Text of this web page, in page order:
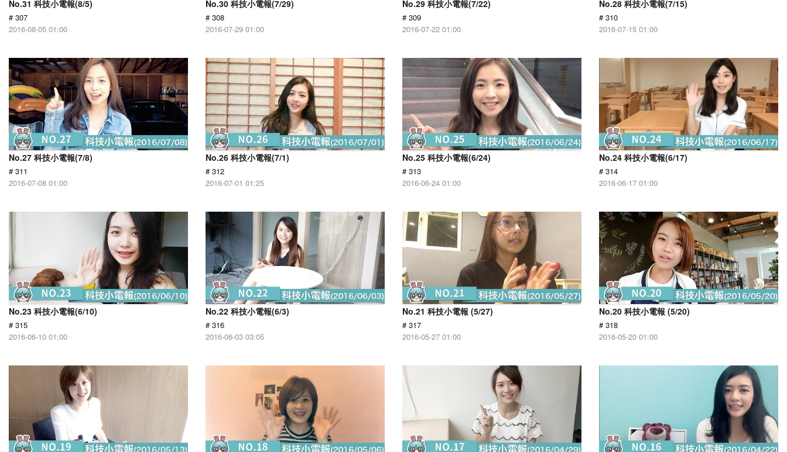
No.31 科技小電報(8/5)
# 307
2016-08-05 01:00
No.30 科技小電報(7/29)
# 308
2016-07-29 01:00
No.29 科技小電報(7/22)
# 309
2016-07-22 01:00
No.28 科技小電報(7/15)
# 310
2016-07-15 01:00
No.27 科技小電報(7/8)
# 311
2016-07-08 01:00
No.26 科技小電報(7/1)
# 312
2016-07-01 01:25
No.25 科技小電報(6/24)
# 313
2016-06-24 01:00
No.24 科技小電報(6/17)
# 314
2016-06-17 01:00
No.23 科技小電報(6/10)
# 315
2016-06-10 01:00
No.22 科技小電報(6/3)
# 316
2016-06-03 03:05
No.21 科技小電報 (5/27)
# 317
2016-05-27 01:00
No.20 科技小電報 (5/20)
# 318
2016-05-20 01:00